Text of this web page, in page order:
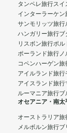
タンペレ旅行スイ
インターラーケン
サンモリッツ旅行
ハンガリー旅行ブ
リスボン旅行ポル
ポーランド旅行ノ
コペンハーゲン旅
アイルランド旅行
アイスランド旅行
ルーマニア旅行ブ
オセアニア・南太
オーストラリア旅
メルボルン旅行ブ